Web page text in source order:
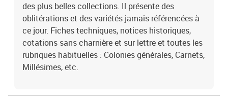
des plus belles collections. Il présente des
oblitérations et des variétés jamais référencées à
ce jour. Fiches techniques, notices historiques,
cotations sans charnière et sur lettre et toutes les
rubriques habituelles : Colonies générales, Carnets,
Millésimes, etc.